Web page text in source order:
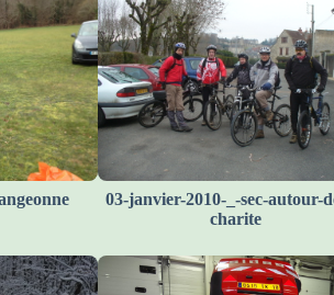
03-janvier-2010-_-sec-autour-
charite